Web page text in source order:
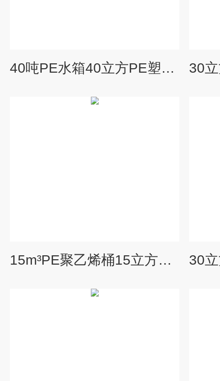
40吨PE水箱40立方PE塑料搅拌桶一体成型耐酸碱化工储罐
15m³PE聚乙烯桶15立方三氯化铁溶液搅拌桶PE复合药剂储罐